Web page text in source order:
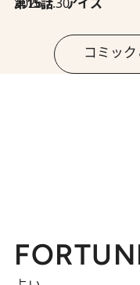
コミッ